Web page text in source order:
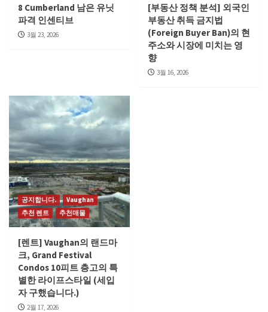
8 Cumberland 남은 유닛
파격 인센티브
3월 23, 2026
[부동산 정책 분석] 외국인
부동산 취득 금지법
(Foreign Buyer Ban)의 현
주소와 시장에 미치는 영
향
3월 16, 2026
공지합니다.
Vaughan
추천 렌트
추천매물
[렌트] Vaughan의 랜드마
크, Grand Festival
Condos 10피트 층고의 특
별한 라이프스타일 (세입
자 구했습니다.)
2월 17, 2026